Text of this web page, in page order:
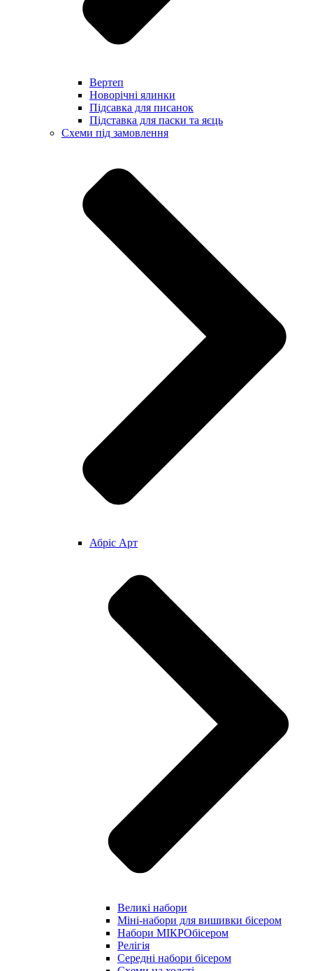
Вертеп
Новорічні ялинки
Підсавка для писанок
Підставка для паски та яєць
Схеми під замовлення
Абріс Арт
Великі набори
Міні-набори для вишивки бісером
Набори МІКРОбісером
Релігія
Середні набори бісером